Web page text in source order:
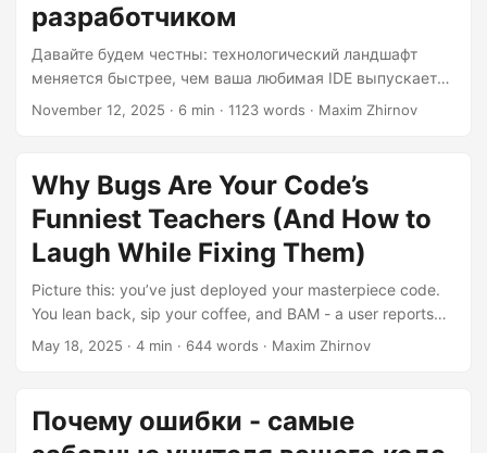
разработчиком
Давайте будем честны: технологический ландшафт
меняется быстрее, чем ваша любимая IDE выпускает
новое обновление. Сегодня вы эксперт по REST API, а
последнее пока нет). Если вы не учитесь постоянно, вы,
по сути, наблюдаете, как ваша рыночная стоимость
падает, как у трёхлетнего смартфона. Хорошая
новость? Вам не нужно становиться обучающей
машиной, чтобы оставаться актуальным. Вам нужна
стратегия — осознанный, систематический подход к
приобретению навыков, которые важны прямо сейчас
и будут важны завтра....
November 12, 2025 · 6 min · 1123 words · Maxim Zhirnov
Why Bugs Are Your Code’s
Funniest Teachers (And How to
Laugh While Fixing Them)
Picture this: you’ve just deployed your masterpiece code.
You lean back, sip your coffee, and BAM - a user reports
that your “Add to Cart” button turns into a spinning llama
uninvited guests are actually the best teachers you’ll ever
have. 1. Bugs Are Nature’s Code Review Every bug is like a
May 18, 2025 · 4 min · 644 words · Maxim Zhirnov
Почему ошибки - самые